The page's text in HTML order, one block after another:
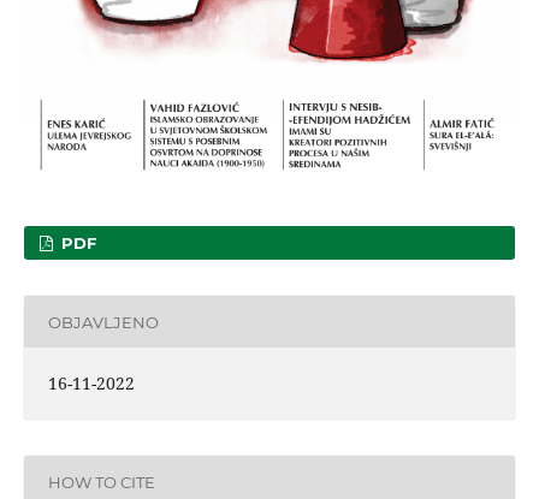
PDF
OBJAVLJENO
16-11-2022
HOW TO CITE